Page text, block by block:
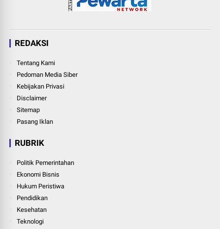
REDAKSI
Tentang Kami
Pedoman Media Siber
Kebijakan Privasi
Disclaimer
Sitemap
Pasang Iklan
RUBRIK
Politik Pemerintahan
Ekonomi Bisnis
Hukum Peristiwa
Pendidikan
Kesehatan
Teknologi